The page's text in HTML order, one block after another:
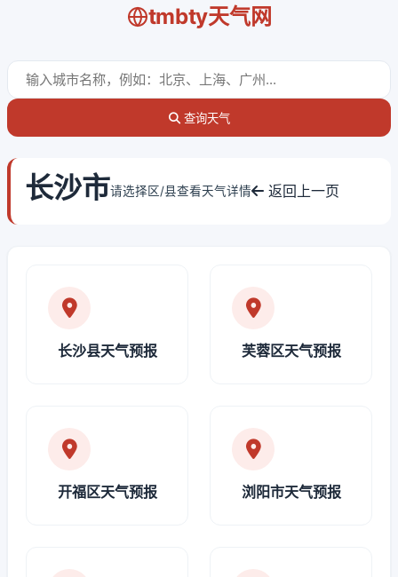
tmbty天气网
查询天气
长沙市请选择区/县查看天气详情 返回上一页
长沙县天气预报 芙蓉区天气预报
开福区天气预报 浏阳市天气预报